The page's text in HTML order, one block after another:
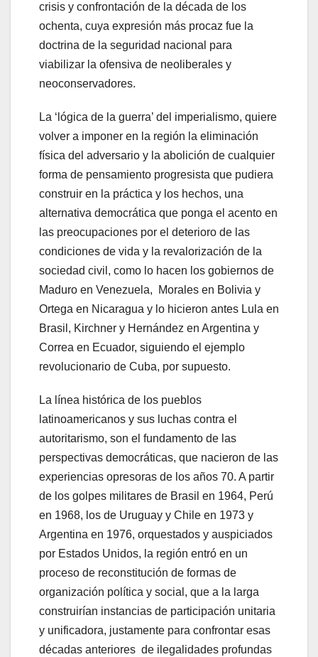
crisis y confrontación de la década de los
ochenta, cuya expresión más procaz fue la
doctrina de la seguridad nacional para
viabilizar la ofensiva de neoliberales y
neoconservadores.
La ‘lógica de la guerra’ del imperialismo, quiere
volver a imponer en la región la eliminación
física del adversario y la abolición de cualquier
forma de pensamiento progresista que pudiera
construir en la práctica y los hechos, una
alternativa democrática que ponga el acento en
las preocupaciones por el deterioro de las
condiciones de vida y la revalorización de la
sociedad civil, como lo hacen los gobiernos de
Maduro en Venezuela, Morales en Bolivia y
Ortega en Nicaragua y lo hicieron antes Lula en
Brasil, Kirchner y Hernández en Argentina y
Correa en Ecuador, siguiendo el ejemplo
revolucionario de Cuba, por supuesto.
La línea histórica de los pueblos
latinoamericanos y sus luchas contra el
autoritarismo, son el fundamento de las
perspectivas democráticas, que nacieron de las
experiencias opresoras de los años 70. A partir
de los golpes militares de Brasil en 1964, Perú
en 1968, los de Uruguay y Chile en 1973 y
Argentina en 1976, orquestados y auspiciados
por Estados Unidos, la región entró en un
proceso de reconstitución de formas de
organización política y social, que a la larga
construirían instancias de participación unitaria
y unificadora, justamente para confrontar esas
décadas anteriores de ilegalidades profundas